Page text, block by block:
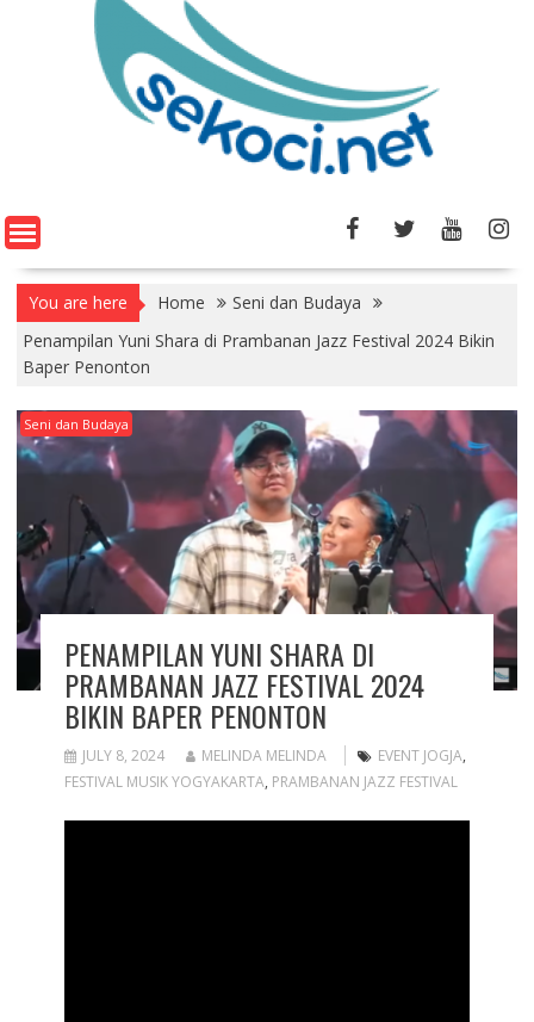
You are here Home
Seni dan Budaya
Penampilan Yuni Shara di Prambanan Jazz Festival 2024 Bikin
Baper Penonton
Seni dan Budaya
PENAMPILAN YUNI SHARA DI
PRAMBANAN JAZZ FESTIVAL 2024
BIKIN BAPER PENONTON
JULY 8, 2024 MELINDA MELINDA EVENT JOGJA,
FESTIVAL MUSIK YOGYAKARTA, PRAMBANAN JAZZ FESTIVAL